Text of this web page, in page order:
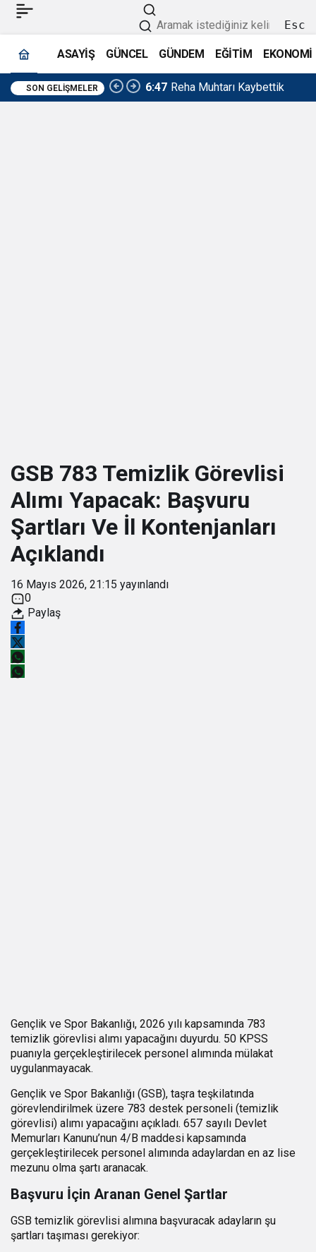
Esc
ASAYİŞ GÜNCEL GÜNDEM EĞİTİM EKONOMİ
SON GELIŞMELER 6:47 Reha Muhtarı Kaybettik
GSB 783 Temizlik Görevlisi
Alımı Yapacak: Başvuru
Şartları Ve İl Kontenjanları
Açıklandı
16 Mayıs 2026, 21:15 yayınlandı
0
Paylaş
Gençlik ve Spor Bakanlığı, 2026 yılı kapsamında 783
temizlik görevlisi alımı yapacağını duyurdu. 50 KPSS
puanıyla gerçekleştirilecek personel alımında mülakat
uygulanmayacak.
Gençlik ve Spor Bakanlığı (GSB), taşra teşkilatında
görevlendirilmek üzere 783 destek personeli (temizlik
görevlisi) alımı yapacağını açıkladı. 657 sayılı Devlet
Memurları Kanunu’nun 4/B maddesi kapsamında
gerçekleştirilecek personel alımında adaylardan en az lise
mezunu olma şartı aranacak.
Başvuru İçin Aranan Genel Şartlar
GSB temizlik görevlisi alımına başvuracak adayların şu
şartları taşıması gerekiyor: